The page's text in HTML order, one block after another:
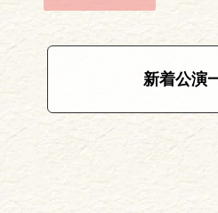
新着公演